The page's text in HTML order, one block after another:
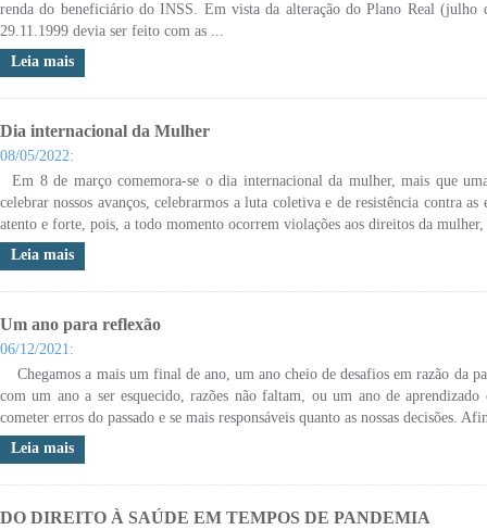
renda do beneficiário do INSS. Em vista da alteração do Plano Real (julho
29.11.1999 devia ser feito com as ...
Leia mais
Dia internacional da Mulher
08/05/2022:
Em 8 de março comemora-se o dia internacional da mulher, mais que
celebrar nossos avanços, celebrarmos a luta coletiva e de resistência contra
atento e forte, pois, a todo momento ocorrem violações aos direitos da
Leia mais
Um ano para reflexão
06/12/2021:
Chegamos a mais um final de ano, um ano cheio de desafios em razão da
com um ano a ser esquecido, razões não faltam, ou um ano de
cometer erros do passado e se mais responsáveis quanto as nossas decisões.
Leia mais
DO DIREITO À SAÚDE EM TEMPOS DE PANDEMIA